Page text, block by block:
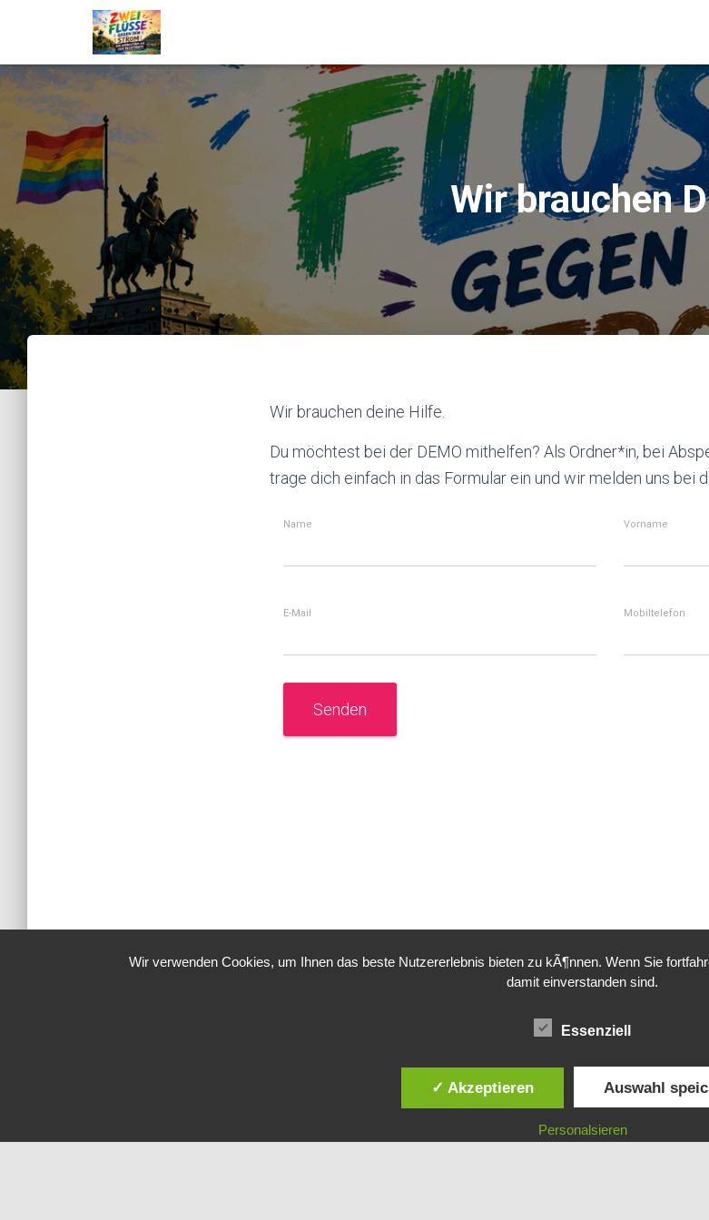
Wir brauchen
Wir brauchen deine Hilfe.
Du möchtest bei der DEMO mithelfen? Als Ordner*in, bei
trage dich einfach in das Formular ein und wir melden uns bei
Name Vorname
E-Mail Mobiltelefon
Senden
Wir verwenden Cookies, um Ihnen das beste Nutzererlebnis bieten zu kÃ¶nnen. Wenn Sie
damit einverstanden sind.
Essenziell
✓ Akzeptieren Auswahl
Personalsieren